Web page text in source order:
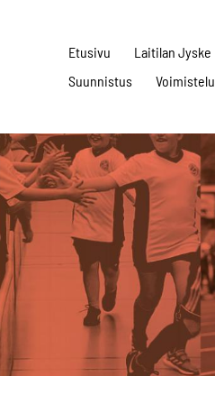
Etusivu Laitilan Jyske
Suunnistus
Voimistelu